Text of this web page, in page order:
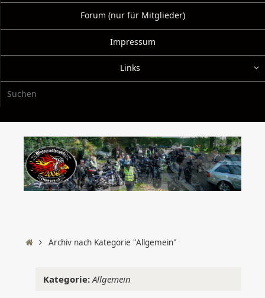
Forum (nur für Mitglieder)
Impressum
Links
StartArchiv nach Kategorie "Allgemein"
Kategorie:Allgemein